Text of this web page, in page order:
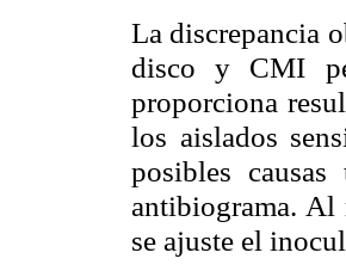
La discrepancia
disco y CMI
proporciona
los aislados
posibles
antibiograma. Al
se ajuste el